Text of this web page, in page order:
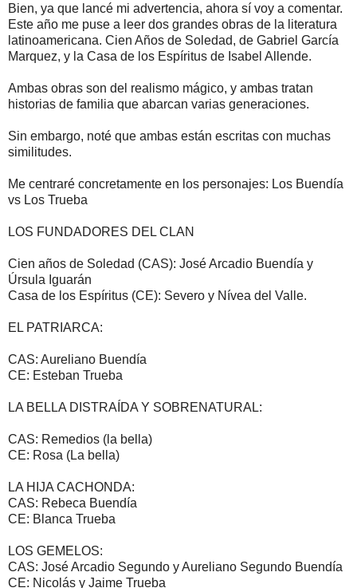
Bien, ya que lancé mi advertencia, ahora sí voy a comentar.
Este año me puse a leer dos grandes obras de la literatura
latinoamericana. Cien Años de Soledad, de Gabriel García
Marquez, y la Casa de los Espíritus de Isabel Allende.
Ambas obras son del realismo mágico, y ambas tratan
historias de familia que abarcan varias generaciones.
Sin embargo, noté que ambas están escritas con muchas
similitudes.
Me centraré concretamente en los personajes: Los Buendía
vs Los Trueba
LOS FUNDADORES DEL CLAN
Cien años de Soledad (CAS): José Arcadio Buendía y
Úrsula Iguarán
Casa de los Espíritus (CE): Severo y Nívea del Valle.
EL PATRIARCA:
CAS: Aureliano Buendía
CE: Esteban Trueba
LA BELLA DISTRAÍDA Y SOBRENATURAL:
CAS: Remedios (la bella)
CE: Rosa (La bella)
LA HIJA CACHONDA:
CAS: Rebeca Buendía
CE: Blanca Trueba
LOS GEMELOS:
CAS: José Arcadio Segundo y Aureliano Segundo Buendía
CE: Nicolás y Jaime Trueba